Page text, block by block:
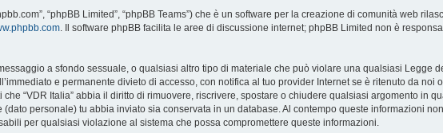
“phpBB Limited”, “phpBB Teams”) che è un software per la creazione di comunità web
. Il software phpBB facilita le aree di discussione internet; phpBB Limited non è
a sfondo sessuale, o qualsiasi altro tipo di materiale che può violare una qualsiasi Legge
e permanente divieto di accesso, con notifica al tuo provider Internet se è ritenuto da noi
“VDR Italia” abbia il diritto di rimuovere, riscrivere, spostare o chiudere qualsiasi argomento in
personale) tu abbia inviato sia conservata in un database. Al contempo queste informazioni
per qualsiasi violazione al sistema che possa compromettere queste informazioni.